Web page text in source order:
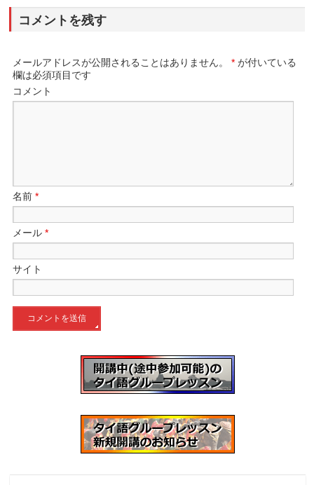
コメントを残す
メールアドレスが公開されることはありません。 * が付いている
欄は必須項目です
コメント
名前*
メール*
サイト